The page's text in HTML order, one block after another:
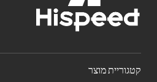
קטגוריית מוצר